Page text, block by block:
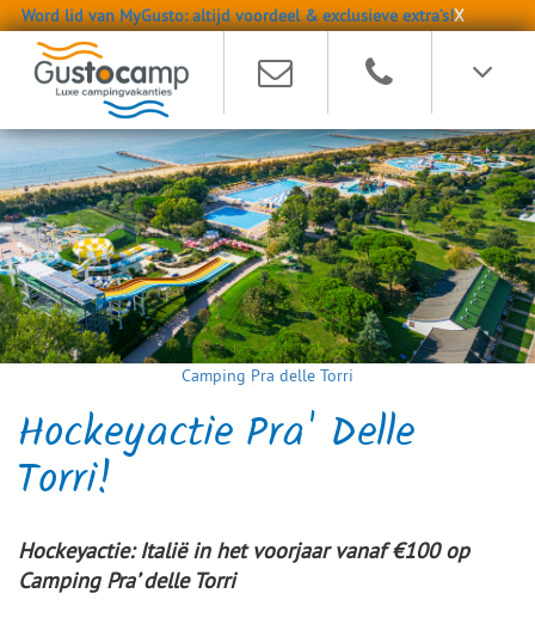
Word lid van MyGusto: altijd voordeel & exclusieve extra’s!X
Camping Pra delle Torri
Hockeyactie Pra' Delle
Torri!
Hockeyactie: Italië in het voorjaar vanaf €100 op
Camping Pra’ delle Torri